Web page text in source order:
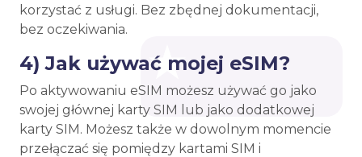
korzystać z usługi. Bez zbędnej dokumentacji,
bez oczekiwania.
4) Jak używać mojej eSIM?
Po aktywowaniu eSIM możesz używać go jako
swojej głównej karty SIM lub jako dodatkowej
karty SIM. Możesz także w dowolnym momencie
przełączać się pomiędzy kartami SIM i